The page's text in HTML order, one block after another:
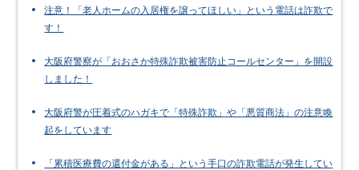
注意！「老人ホームの入居権を譲ってほしい」という電話は詐欺で
す！
大阪府警察が「おおさか特殊詐欺被害防止コールセンター」を開設
しました！
大阪府警が圧着式のハガキで「特殊詐欺」や「悪質商法」の注意喚
起をしています
「累積医療費の還付金がある」という手口の詐欺電話が発生してい